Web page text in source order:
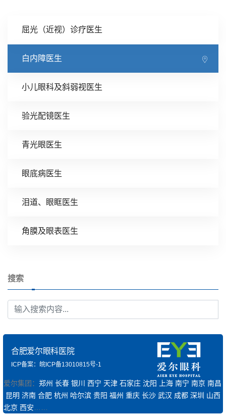
屈光（近视）诊疗医生
白内障医生
小儿眼科及斜弱视医生
验光配镜医生
青光眼医生
眼底病医生
泪道、眼眶医生
角膜及眼表医生
搜索
合肥爱尔眼科医院
ICP备案：皖ICP备13010815号-1
爱尔集团： 郑州 长春 银川 西宁 天津 石家庄 沈阳 上海 南宁 南京 南昌
昆明 济南 合肥 杭州 哈尔滨 贵阳 福州 重庆 长沙 武汉 成都 深圳 山西
北京 西安